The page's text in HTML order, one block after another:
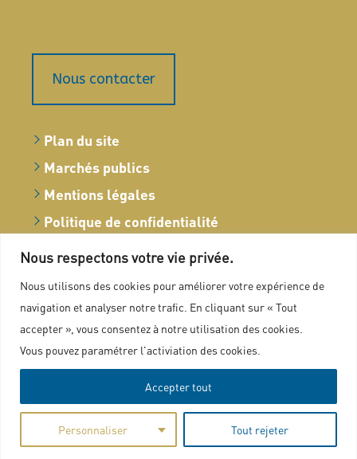
Nous respectons votre vie privée.
Nous utilisons des cookies pour améliorer votre expérience de
navigation et analyser notre trafic. En cliquant sur « Tout
accepter », vous consentez à notre utilisation des cookies.
Vous pouvez paramétrer l'activiation des cookies.
Personnaliser Tout rejeter
Accepter tout
Nous contacter
Plan du site
Marchés publics
Mentions légales
Politique de confidentialité
Charte graphique